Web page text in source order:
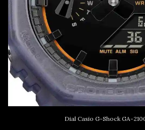
Dial Casio G-Shock GA-